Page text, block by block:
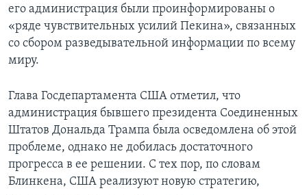
его администрация были проинформированы о
«ряде чувствительных усилий Пекина», связанных
со сбором разведывательной информации по всему
миру.
Глава Госдепартамента США отметил, что
администрация бывшего президента Соединенных
Штатов Дональда Трампа была осведомлена об этой
проблеме, однако не добилась достаточного
прогресса в ее решении. С тех пор, по словам
Блинкена, США реализуют новую стратегию,